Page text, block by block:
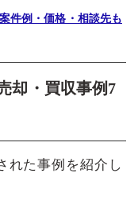
件例・価格・相談先も
却・買収事例7
れた事例を紹介し